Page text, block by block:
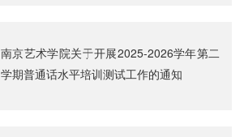
南京艺术学院关于开展2025-2026学年第二
学期普通话水平培训测试工作的通知